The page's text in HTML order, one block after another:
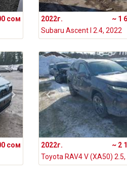
сом
2022г.
~ 1
Subaru Ascent I 2.4, 2022
сом
2022г.
~ 2
Toyota RAV4 V (XA50) 2.5,